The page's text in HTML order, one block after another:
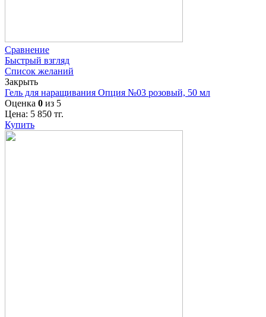
Сравнение
Быстрый взгляд
Список желаний
Закрыть
Гель для наращивания Опция №03 розовый, 50 мл
Оценка 0 из 5
Цена: 5 850 тг.
Купить